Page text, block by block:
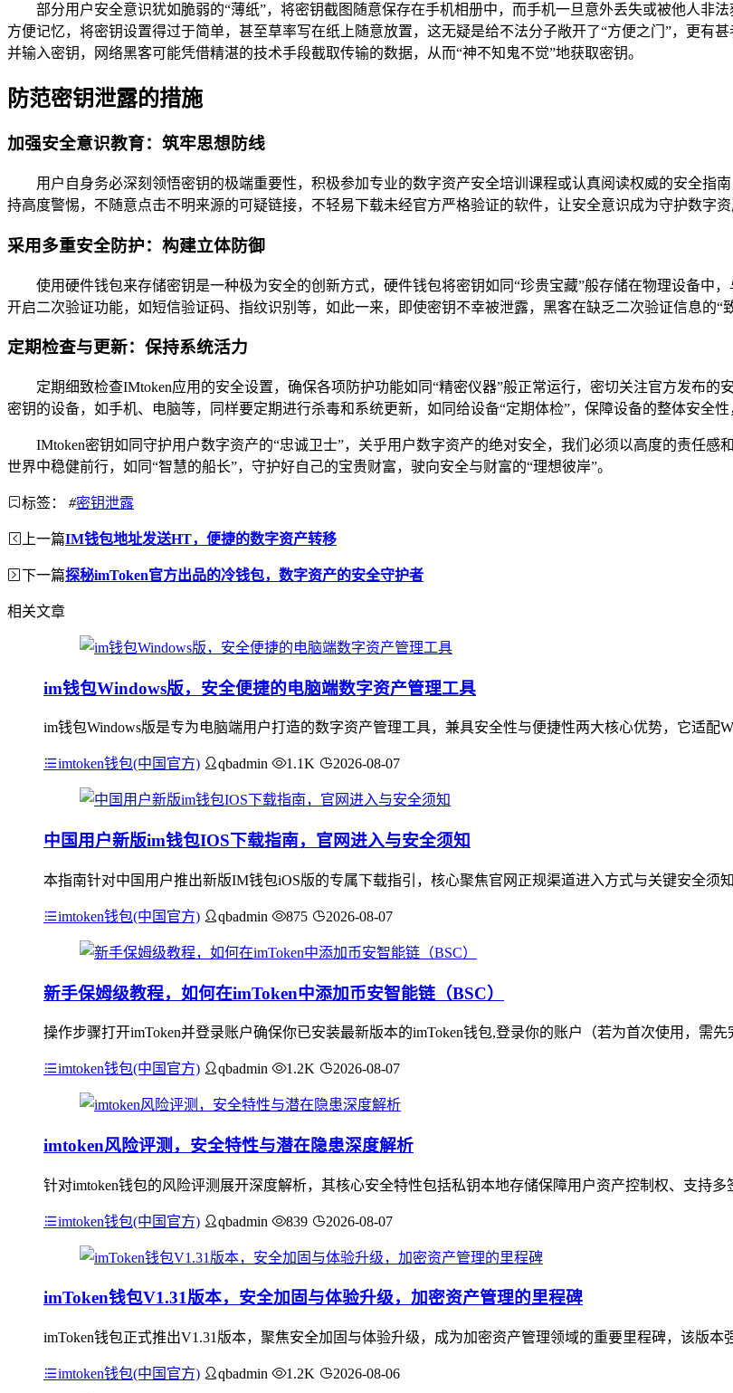
部分用户安全意识犹如脆弱的“薄纸”，将密钥截图随意保存在手机相册中，而手机一旦意外丢失或被他人非
方便记忆，将密钥设置得过于简单，甚至草率写在纸上随意放置，这无疑是给不法分子敞开了“方便之门”，更有
并输入密钥，网络黑客可能凭借精湛的技术手段截取传输的数据，从而“神不知鬼不觉”地获取密钥。
防范密钥泄露的措施
加强安全意识教育：筑牢思想防线
用户自身务必深刻领悟密钥的极端重要性，积极参加专业的数字资产安全培训课程或认真阅读权威的安全指
持高度警惕，不随意点击不明来源的可疑链接，不轻易下载未经官方严格验证的软件，让安全意识成为守护数字资
采用多重安全防护：构建立体防御
使用硬件钱包来存储密钥是一种极为安全的创新方式，硬件钱包将密钥如同“珍贵宝藏”般存储在物理设备中
开启二次验证功能，如短信验证码、指纹识别等，如此一来，即使密钥不幸被泄露，黑客在缺乏二次验证信息的“
定期检查与更新：保持系统活力
定期细致检查IMtoken应用的安全设置，确保各项防护功能如同“精密仪器”般正常运行，密切关注官方发布
密钥的设备，如手机、电脑等，同样要定期进行杀毒和系统更新，如同给设备“定期体检”，保障设备的整体安全性
IMtoken密钥如同守护用户数字资产的“忠诚卫士”，关乎用户数字资产的绝对安全，我们必须以高度的责任
世界中稳健前行，如同“智慧的船长”，守护好自己的宝贵财富，驶向安全与财富的“理想彼岸”。
标签： #密钥泄露
上一篇IM钱包地址发送HT，便捷的数字资产转移
下一篇探秘imToken官方出品的冷钱包，数字资产的安全守护者
相关文章
im钱包Windows版，安全便捷的电脑端数字资产管理工具
im钱包Windows版是专为电脑端用户打造的数字资产管理工具，兼具安全性与便捷性两大核心优势，它适配
imtoken钱包(中国官方) qbadmin 1.1K 2026-08-07
中国用户新版im钱包IOS下载指南，官网进入与安全须知
本指南针对中国用户推出新版IM钱包iOS版的专属下载指引，核心聚焦官网正规渠道进入方式与关键安全须
imtoken钱包(中国官方) qbadmin 875 2026-08-07
新手保姆级教程，如何在imToken中添加币安智能链（BSC）
操作步骤打开imToken并登录账户确保你已安装最新版本的imToken钱包,登录你的账户（若为首次使用，
imtoken钱包(中国官方) qbadmin 1.2K 2026-08-07
imtoken风险评测，安全特性与潜在隐患深度解析
针对imtoken钱包的风险评测展开深度解析，其核心安全特性包括私钥本地存储保障用户资产控制权、支持
imtoken钱包(中国官方) qbadmin 839 2026-08-07
imToken钱包V1.31版本，安全加固与体验升级，加密资产管理的里程碑
imToken钱包正式推出V1.31版本，聚焦安全加固与体验升级，成为加密资产管理领域的重要里程碑，该版
imtoken钱包(中国官方) qbadmin 1.2K 2026-08-06